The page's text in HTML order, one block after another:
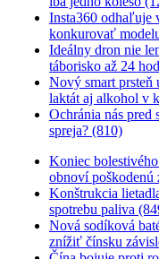
Insta360 odhaľuje
konkurovať
Ideálny dron nie
táborisko až 24
Nový smart
laktát aj alkohol v
Ochránia nás pred
spreja? (810)
Koniec
obnoví
Konštrukcia
spotrebu paliva
Nová sodíková
znížiť čínsku